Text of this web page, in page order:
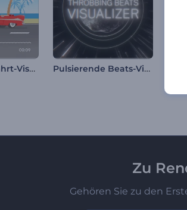
Landschaftsfahrt-Visualisierer Pulsierende Beats-Visualizer
Zu
Gehören Sie zu den